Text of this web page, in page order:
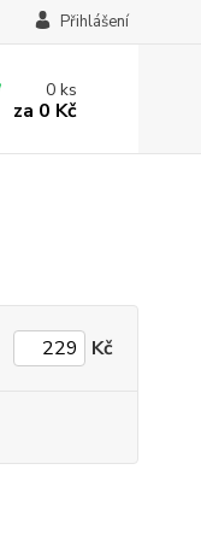
Přihlášení
0ks
za 0 Kč
Kč